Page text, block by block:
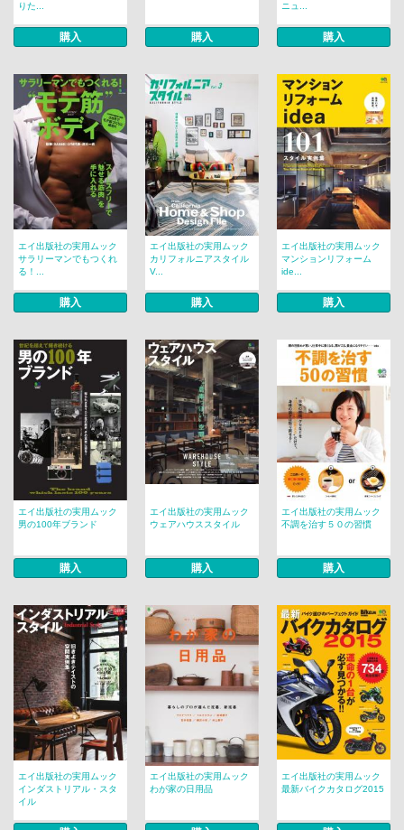
りた...
購入 購入
ニュ...
購入
エイ出版社の実用ムック
サラリーマンでもつくれ
る！...
購入
エイ出版社の実用ムック
カリフォルニアスタイル
V...
購入
エイ出版社の実用ムック
マンションリフォーム
ide...
購入
エイ出版社の実用ムック
男の100年ブランド
購入
エイ出版社の実用ムック
ウェアハウススタイル
購入
エイ出版社の実用ムック
不調を治す５０の習慣
購入
エイ出版社の実用ムック
インダストリアル・スタ
イル
エイ出版社の実用ムック
わが家の日用品
エイ出版社の実用ムック
最新バイクカタログ2015